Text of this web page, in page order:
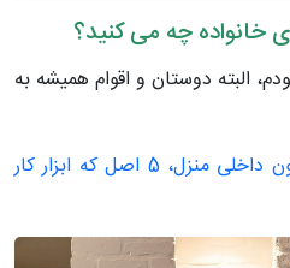
خانواده چه می کنید؟
البته دوستان و اقوام همیشه به
طراحی دکوراسیون داخلی منزل، 5 اصل که ابزار کار